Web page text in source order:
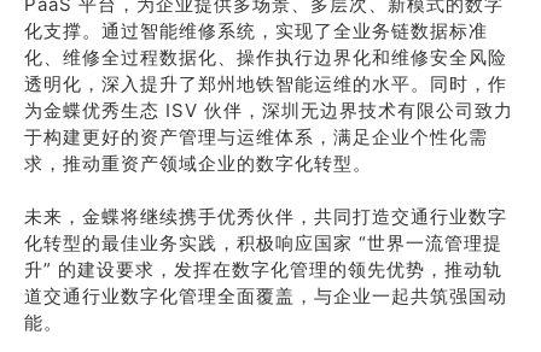
化支撑。通过智能维修系统，实现了全业务链数据标准
化、维修全过程数据化、操作执行边界化和维修安全风险
透明化，深入提升了郑州地铁智能运维的水平。同时，作
为金蝶优秀生态 ISV 伙伴，深圳无边界技术有限公司致力
于构建更好的资产管理与运维体系，满足企业个性化需
求，推动重资产领域企业的数字化转型。
未来，金蝶将继续携手优秀伙伴，共同打造交通行业数字
化转型的最佳业务实践，积极响应国家 “世界一流管理提
升” 的建设要求，发挥在数字化管理的领先优势，推动轨
道交通行业数字化管理全面覆盖，与企业一起共筑强国动
能。